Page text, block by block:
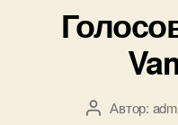
АвторАвтор: